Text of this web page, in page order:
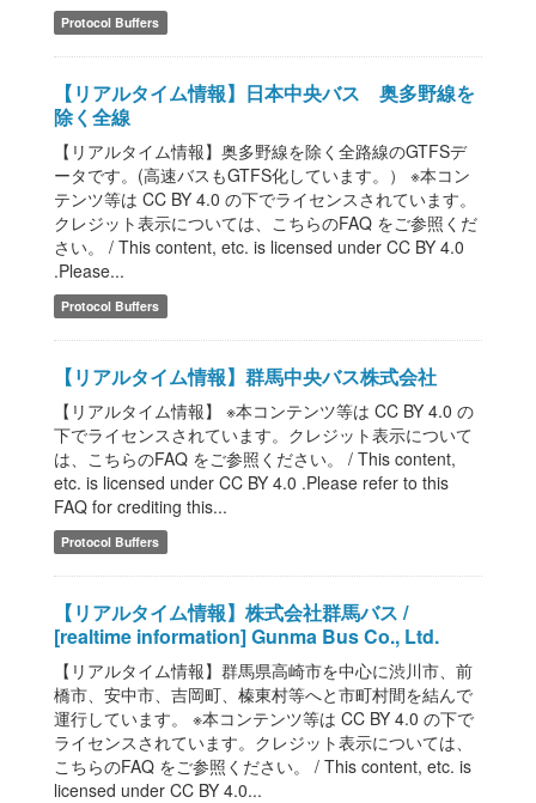
Protocol Buffers
【リアルタイム情報】日本中央バス 奥多野線を
除く全線
【リアルタイム情報】奥多野線を除く全路線のGTFSデ
ータです。(高速バスもGTFS化しています。） ※本コン
テンツ等は CC BY 4.0 の下でライセンスされています。
クレジット表示については、こちらのFAQ をご参照くだ
さい。 / This content, etc. is licensed under CC BY 4.0
.Please...
Protocol Buffers
【リアルタイム情報】群馬中央バス株式会社
【リアルタイム情報】 ※本コンテンツ等は CC BY 4.0 の
下でライセンスされています。クレジット表示について
は、こちらのFAQ をご参照ください。 / This content,
etc. is licensed under CC BY 4.0 .Please refer to this
FAQ for crediting this...
Protocol Buffers
【リアルタイム情報】株式会社群馬バス /
[realtime information] Gunma Bus Co., Ltd.
【リアルタイム情報】群馬県高崎市を中心に渋川市、前
橋市、安中市、吉岡町、榛東村等へと市町村間を結んで
運行しています。 ※本コンテンツ等は CC BY 4.0 の下で
ライセンスされています。クレジット表示については、
こちらのFAQ をご参照ください。 / This content, etc. is
licensed under CC BY 4.0...